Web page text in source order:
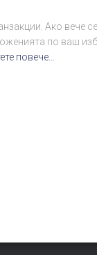
Ако вече
по ваш
повече…